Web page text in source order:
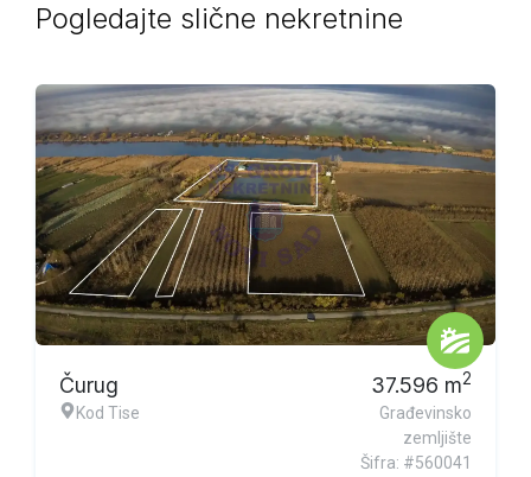
Pogledajte slične nekretnine
Ekskluzivna ponuda
Čurug
Kod Tise
37.596 m2
Građevinsko
zemljište
Šifra: #560041